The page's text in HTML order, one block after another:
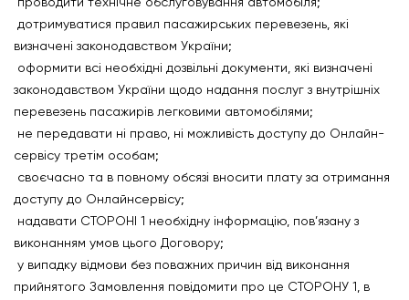
дотримуватися правил пасажирських перевезень, які
визначені законодавством України;
оформити всі необхідні дозвільні документи, які визначені
законодавством України щодо надання послуг з внутрішніх
перевезень пасажирів легковими автомобілями;
не передавати ні право, ні можливість доступу до Онлайн-
сервісу третім особам;
своєчасно та в повному обсязі вносити плату за отримання
доступу до Онлайнсервісу;
надавати СТОРОНІ 1 необхідну інформацію, пов’язану з
виконанням умов цього Договору;
у випадку відмови без поважних причин від виконання
прийнятого Замовлення повідомити про це СТОРОНУ 1, в